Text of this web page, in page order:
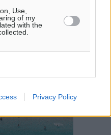
Use,
of my
with the
Privacy Policy